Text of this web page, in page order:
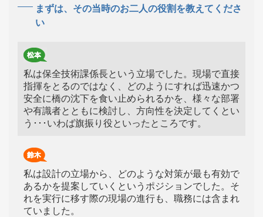
まずは、その当時のお二人の役割を教えてくださ
い
私は保全技術課係長という立場でした。現場で直接
指揮をとるのではなく、どのようにすれば迅速かつ
安全に橋の沈下を食い止められるかを、様々な部署
や有識者とともに検討し、方向性を決定してくとい
う･･･いわば旗振り役といったところです。
私は設計の立場から、どのような対策が最も有効で
あるかを提案していくというポジションでした。そ
れを実行に移す際の現場の進行も、職務には含まれ
ていました。